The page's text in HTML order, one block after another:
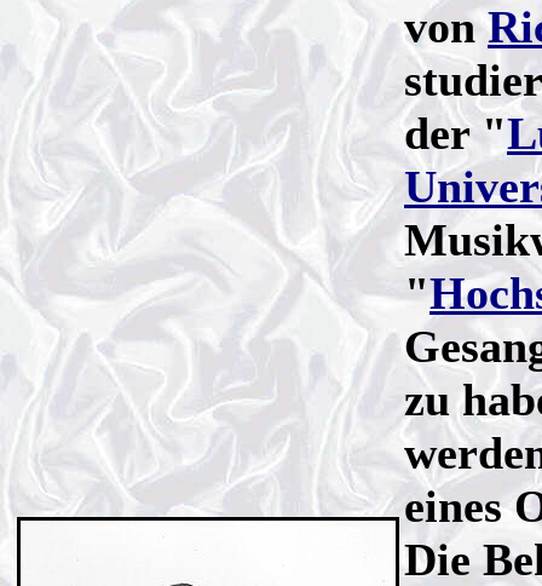
von
der "
"
zu
eines
Die